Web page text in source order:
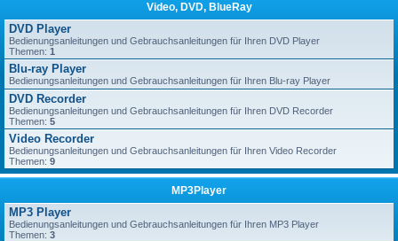
Video, DVD, BlueRay
DVD Player
Bedienungsanleitungen und Gebrauchsanleitungen für Ihren DVD Player
Themen: 1
Blu-ray Player
Bedienungsanleitungen und Gebrauchsanleitungen für Ihren Blu-ray Player
DVD Recorder
Bedienungsanleitungen und Gebrauchsanleitungen für Ihren DVD Recorder
Themen: 5
Video Recorder
Bedienungsanleitungen und Gebrauchsanleitungen für Ihren Video Recorder
Themen: 9
MP3Player
MP3 Player
Bedienungsanleitungen und Gebrauchsanleitungen für Ihren MP3 Player
Themen: 3